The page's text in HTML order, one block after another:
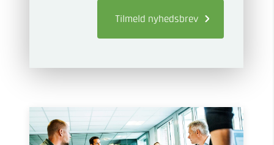
Tilmeld nyhedsbrev